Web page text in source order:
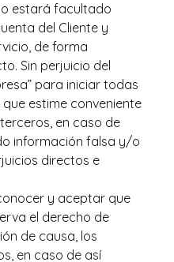
estará facultado
del Cliente y
de forma
Sin perjuicio del
para iniciar todas
estime conveniente
en caso de
información falsa y/o
directos e
y aceptar que
el derecho de
de causa, los
en caso de así